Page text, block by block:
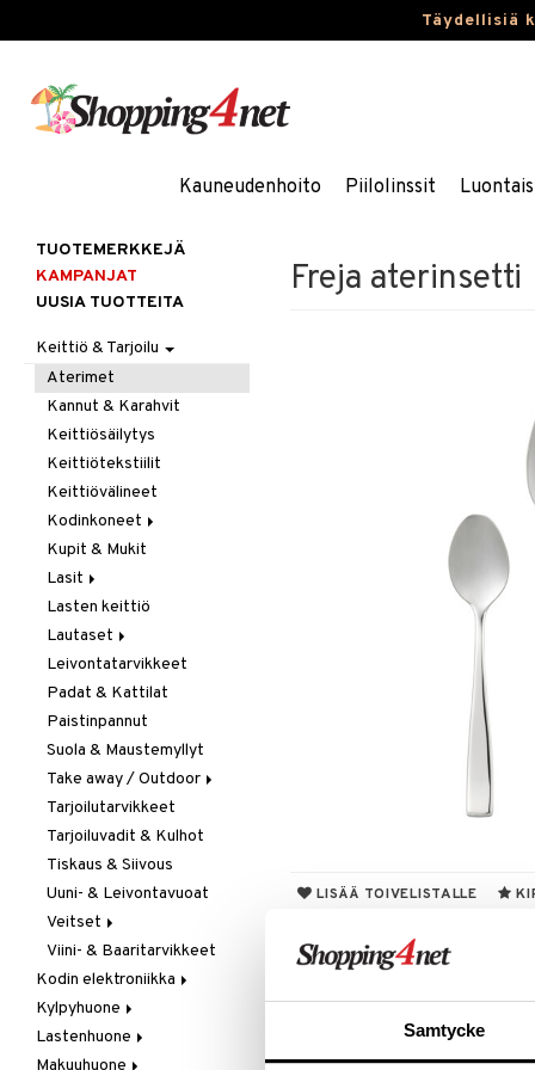
Samtycke
Täydellisiä
Kauneudenhoito Piilolinssit
Freja aterinsetti
LISÄÄ TOIVELISTALLE
ALE - on aika
Tartu
TUOTEMERKKEJÄ
KAMPANJAT
UUSIA TUOTTEITA
Keittiö & Tarjoilu
Aterimet
Kannut & Karahvit
Keittiösäilytys
Keittiötekstiilit
Keittiövälineet
Kodinkoneet
Kahvi, Tee & Espresso
Leivänpaahtimet
Mixerit &
Sähkövatkaimet
Muut koneet
Vedenkeittimet
Kupit & Mukit
Lasit
Juoma- & Cocktailasit
Juomalasit
Olutlasit
Shamppanjalasit
Snapsi- & Aveclasit
Viinilasit
Whiskey- & Konjakkilasit
Lasten keittiö
Lautaset
Asetit
Ruokalautaset
Syvät lautaset
Leivontatarvikkeet
Padat & Kattilat
Paistinpannut
Suola & Maustemyllyt
Take away / Outdoor
Eväslaatikot
Pullot
Termoskannut
Termosmukit
Tarjoilutarvikkeet
Tarjoiluvadit & Kulhot
Tiskaus & Siivous
Uuni- & Leivontavuoat
Veitset
Erityisveitset
Keittiöveitset
Kuorinta- &
Vihannesveitset
Leikkuulaudat
Viini- & Baaritarvikkeet
Kodin elektroniikka
Ääni
Kylpyhuone
Kylpyhuoneen sisustus
Kylpyhuoneen tarvikkeita
Lastenhuone
Kylpyhuoneen koristelu
Makuuhuone